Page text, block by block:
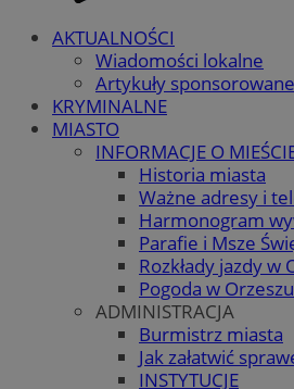
AKTUALNOŚCI
Wiadomości lokalne
Artykuły sponsorowane
KRYMINALNE
MIASTO
INFORMACJE O
Historia miasta
Ważne adresy i
Harmonogram
Parafie i Msze
Rozkłady jazdy w
Pogoda w Orzeszu
ADMINISTRACJA
Burmistrz miasta
Jak załatwić
INSTYTUCJE